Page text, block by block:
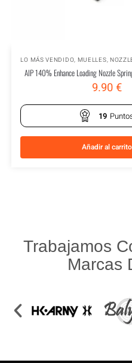
LO MÁS VENDIDO, MUELLES,
AIP 140% Enhance Loading Nozzle
9.90€
19
Añadir al carrito
Trabajamos
Marcas